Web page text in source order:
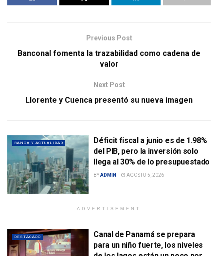
Previous Post
Banconal fomenta la trazabilidad como cadena de
valor
Next Post
Llorente y Cuenca presentó su nueva imagen
BANCA Y ACTUALIDAD
Déficit fiscal a junio es de 1.98%
del PIB, pero la inversión solo
llega al 30% de lo presupuestado
BYADMIN AGOSTO 5, 2026
ADVERTISEMENT
DESTACADO
Canal de Panamá se prepara
para un niño fuerte, los niveles